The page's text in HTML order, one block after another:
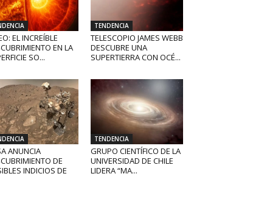
EL INCREÍBLE
EN LA
SO...
TENDENCIA
TELESCOPIO JAMES WEBB
DESCUBRE UNA
SUPERTIERRA CON OCÉ...
ANUNCIA
DE
INDICIOS DE
TENDENCIA
GRUPO CIENTÍFICO DE LA
UNIVERSIDAD DE CHILE
LIDERA “MA...